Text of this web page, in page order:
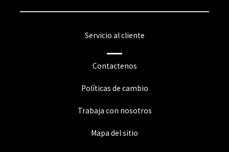
Servicio al cliente
Contactenos
Políticas de cambio
Trabaja con nosotros
Mapa del sitio